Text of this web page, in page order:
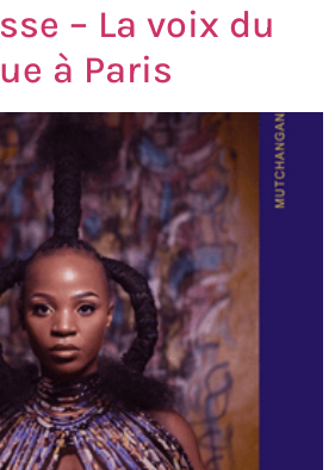
– La voix du
à Paris